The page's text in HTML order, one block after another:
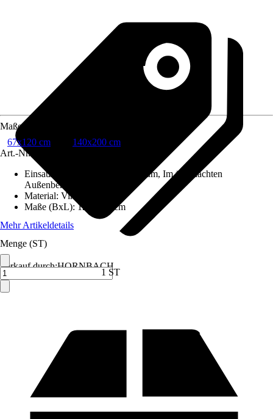
Verkauf durch:HORNBACH
Maße
67x120 cm
140x200 cm
Art.-Nr.
Einsatzbereich
Innen, Feuchtraum, Im überdachten
Außenbereich
Material: Vinyl
Maße (BxL):120 x 67 cm
Mehr Artikeldetails
Menge (ST)
1 ST